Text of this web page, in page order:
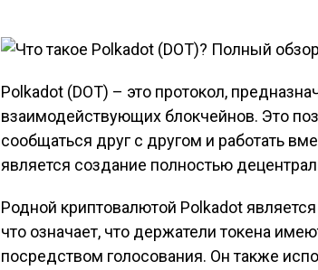
Polkadot (DOT) – это протокол,
взаимодействующих блокчейнов. Это
сообщаться друг с другом и работать
является создание полностью
Родной криптовалютой Polkadot
что означает, что держатели токена
посредством голосования. Он также